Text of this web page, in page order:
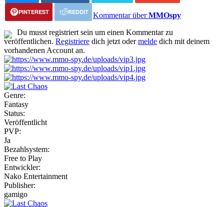
PINTEREST REDDIT Kommentar überMMOspy
Du musst registriert sein um einen Kommentar zu
veröffentlichen. Registriere dich jetzt odermelde dich mit deinem
vorhandenen Account an.
Genre:
Fantasy
Status:
Veröffentlicht
PVP:
Ja
Bezahlsystem:
Free to Play
Entwickler:
Nako Entertainment
Publisher:
gamigo